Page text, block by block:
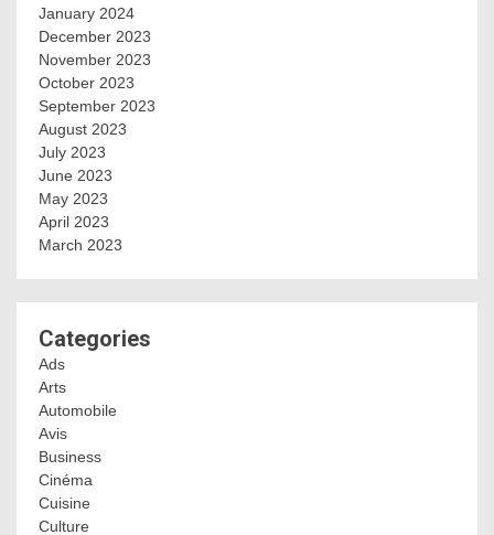
January 2024
December 2023
November 2023
October 2023
September 2023
August 2023
July 2023
June 2023
May 2023
April 2023
March 2023
Categories
Ads
Arts
Automobile
Avis
Business
Cinéma
Cuisine
Culture